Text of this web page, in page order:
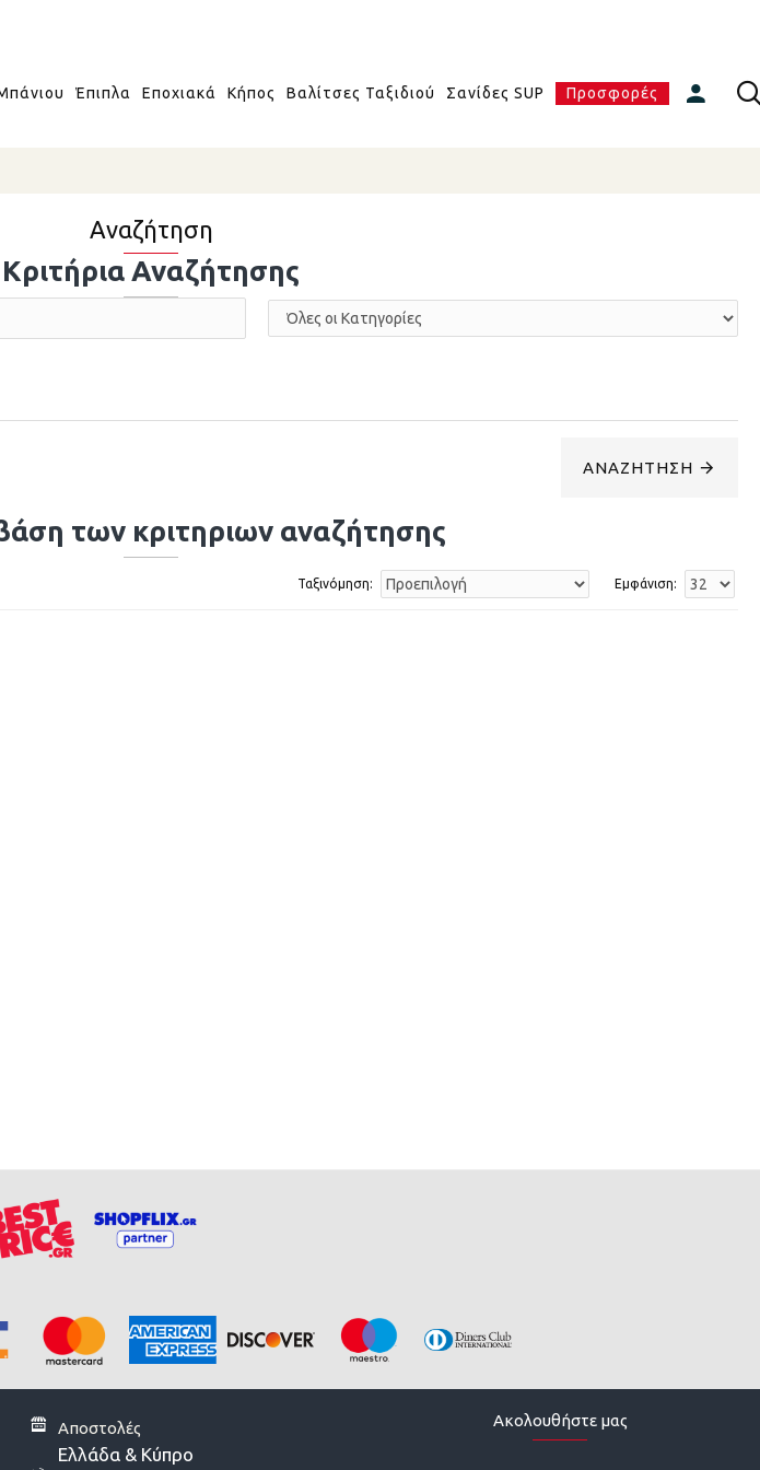
Έπιπλα Εποχιακά Κήπος Βαλίτσες Ταξιδιού Σανίδες SUP Προσφορές
Αναζήτηση
Κριτήρια Αναζήτησης
ΑΝΑΖΉΤΗΣΗ
των κριτηριων αναζήτησης
Ταξινόμηση: Εμφάνιση:
Αποστολές
Ελλάδα & Κύπρο
Ακολουθήστε μας